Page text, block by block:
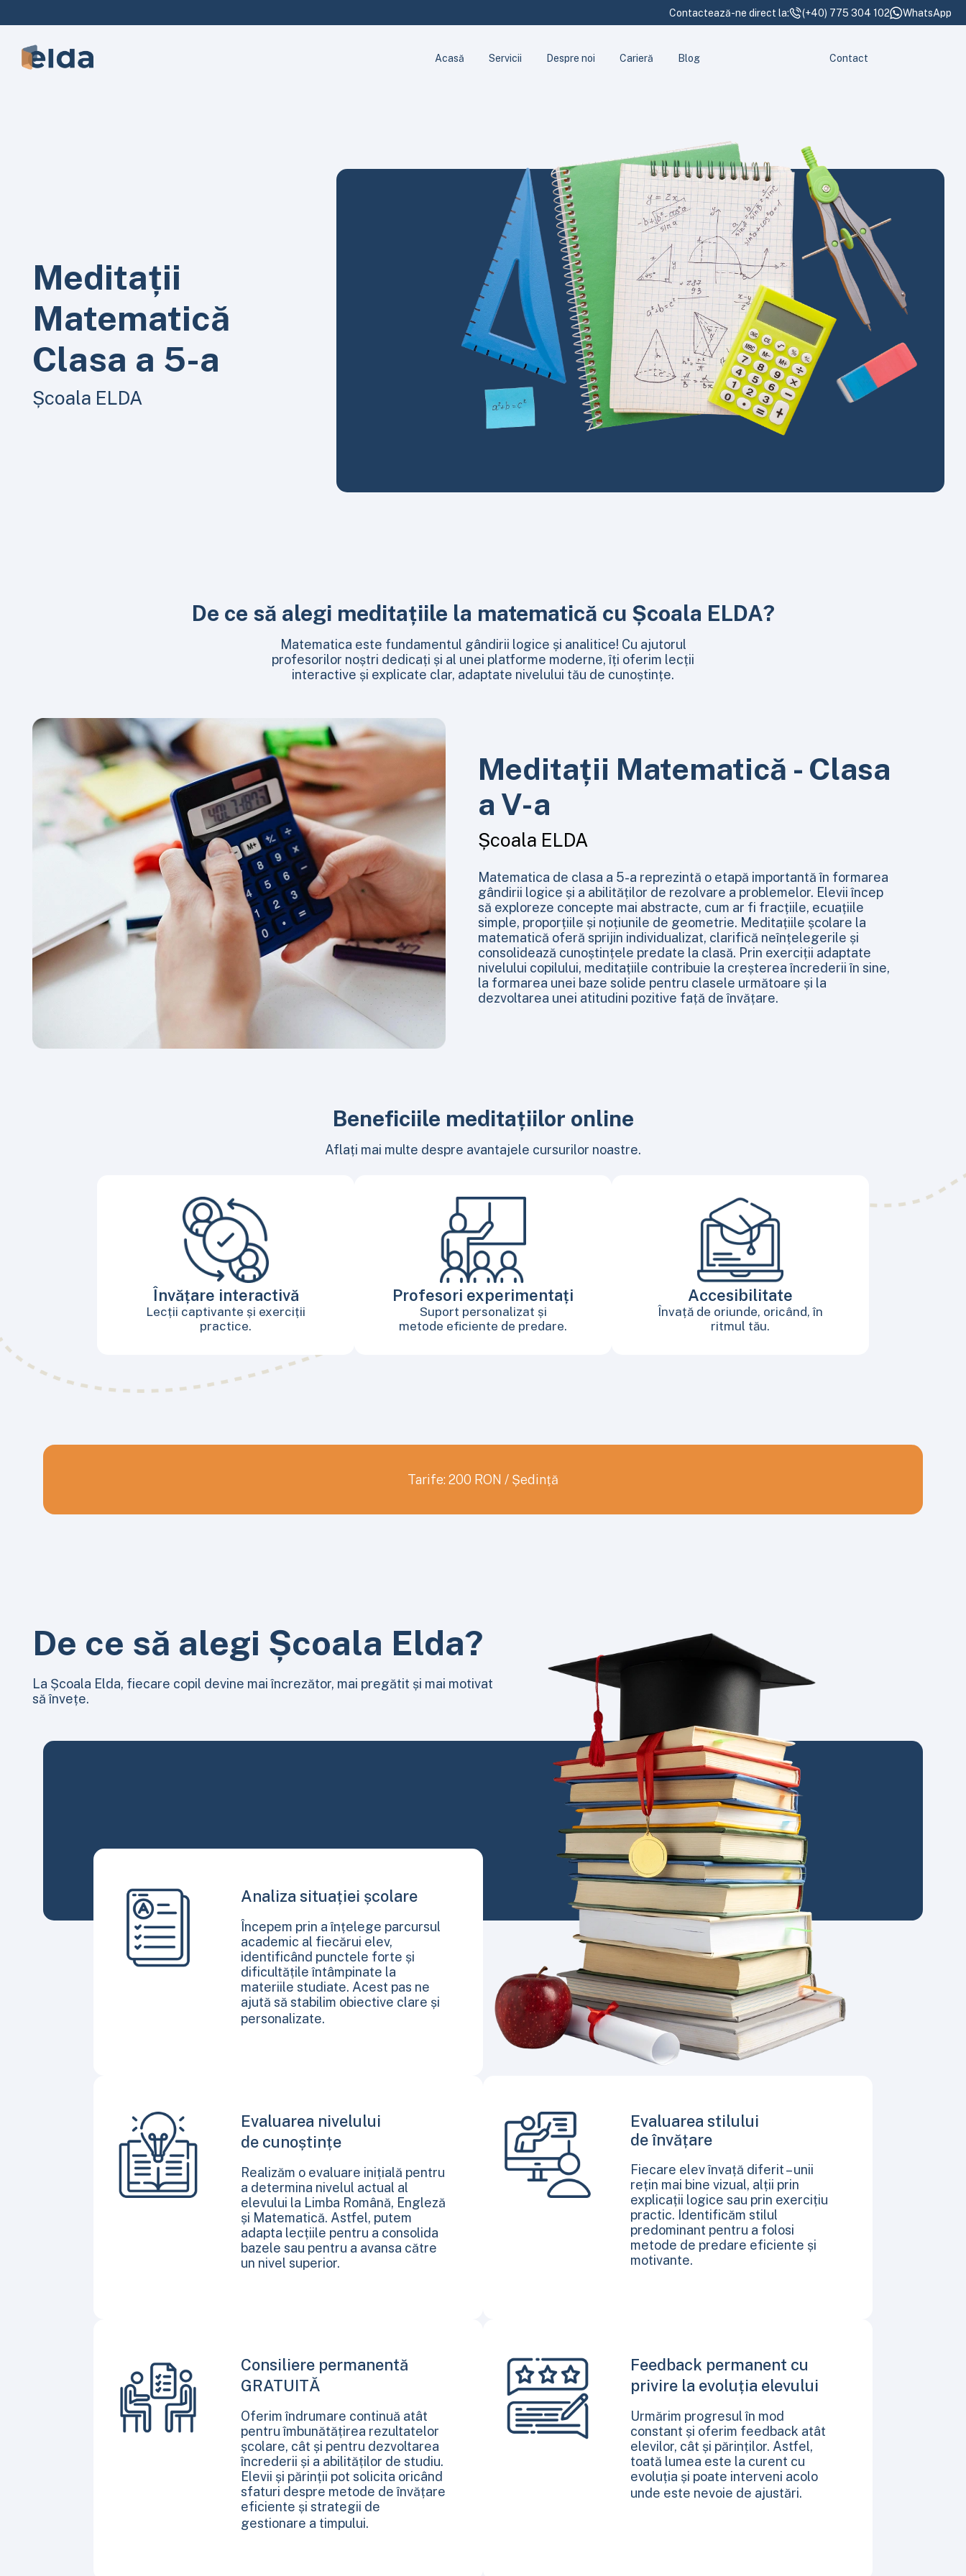
Contactează-ne direct la: (+40) 775 304 102 WhatsApp
Acasă Servicii Despre noi Carieră Blog Contact
Meditații
Matematică
Clasa a 5-a
Școala ELDA
De ce să alegi meditațiile la matematică cu Școala ELDA?
Matematica este fundamentul gândirii logice și analitice! Cu ajutorul
profesorilor noștri dedicați și al unei platforme moderne, îți oferim lecții
interactive și explicate clar, adaptate nivelului tău de cunoștințe.
Meditații Matematică - Clasa
a V-a
Școala ELDA
Matematica de clasa a 5-a reprezintă o etapă importantă în formarea
gândirii logice și a abilităților de rezolvare a problemelor. Elevii încep
să exploreze concepte mai abstracte, cum ar fi fracțiile, ecuațiile
simple, proporțiile și noțiunile de geometrie. Meditațiile școlare la
matematică oferă sprijin individualizat, clarifică neînțelegerile și
consolidează cunoștințele predate la clasă. Prin exerciții adaptate
nivelului copilului, meditațiile contribuie la creșterea încrederii în sine,
la formarea unei baze solide pentru clasele următoare și la
dezvoltarea unei atitudini pozitive față de învățare.
Beneficiile meditațiilor online
Aflați mai multe despre avantajele cursurilor noastre.
Învățare interactivă
Lecții captivante și exerciții
practice.
Profesori experimentați
Suport personalizat și
metode eficiente de predare.
Accesibilitate
Învață de oriunde, oricând, în
ritmul tău.
Tarife: 200 RON / Ședință
De ce să alegi Școala Elda?
La Școala Elda, fiecare copil devine mai încrezător, mai pregătit și mai motivat
să învețe.
Analiza situației școlare
Începem prin a înțelege parcursul
academic al fiecărui elev,
identificând punctele forte și
dificultățile întâmpinate la
materiile studiate. Acest pas ne
ajută să stabilim obiective clare și
personalizate.
Evaluarea nivelului
de cunoștințe
Realizăm o evaluare inițială pentru
a determina nivelul actual al
elevului la Limba Română, Engleză
și Matematică. Astfel, putem
adapta lecțiile pentru a consolida
bazele sau pentru a avansa către
un nivel superior.
Evaluarea stilului
de învățare
Fiecare elev învață diferit – unii
rețin mai bine vizual, alții prin
explicații logice sau prin exercițiu
practic. Identificăm stilul
predominant pentru a folosi
metode de predare eficiente și
motivante.
Consiliere permanentă
GRATUITĂ
Oferim îndrumare continuă atât
pentru îmbunătățirea rezultatelor
școlare, cât și pentru dezvoltarea
încrederii și a abilităților de studiu.
Elevii și părinții pot solicita oricând
sfaturi despre metode de învățare
eficiente și strategii de
gestionare a timpului.
Feedback permanent cu
privire la evoluția elevului
Urmărim progresul în mod
constant și oferim feedback atât
elevilor, cât și părinților. Astfel,
toată lumea este la curent cu
evoluția și poate interveni acolo
unde este nevoie de ajustări.